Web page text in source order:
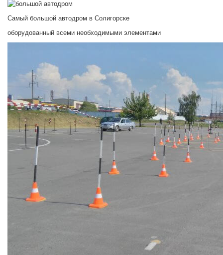
Самый большой автодром в Солигорске
оборудованный всеми необходимыми элементами